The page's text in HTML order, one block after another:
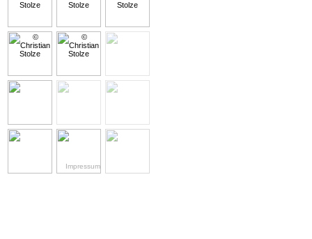
Impressum